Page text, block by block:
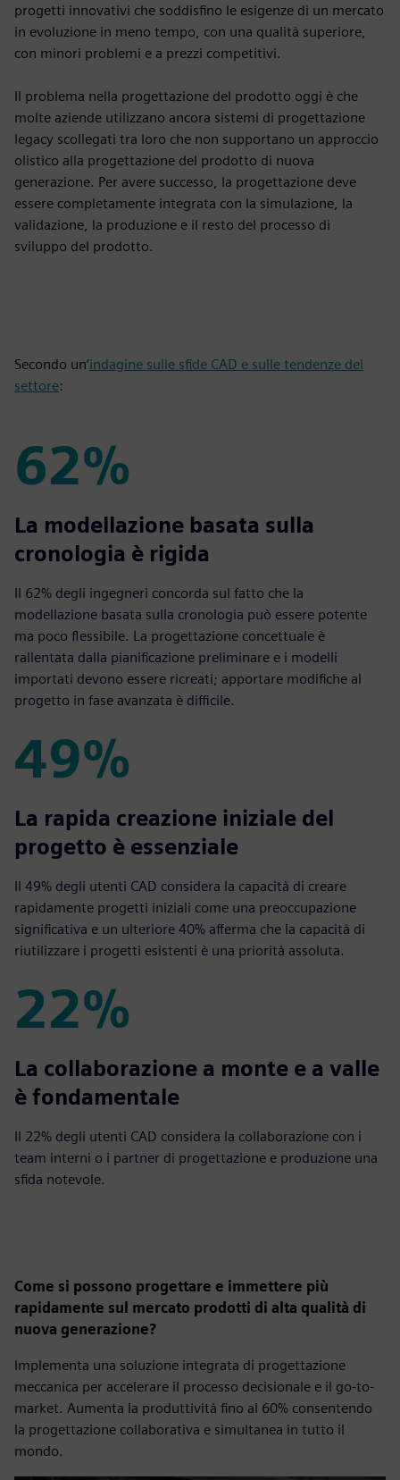
progetti innovativi che soddisfino le esigenze di un mercato
in evoluzione in meno tempo, con una qualità superiore,
con minori problemi e a prezzi competitivi.
Il problema nella progettazione del prodotto oggi è che
molte aziende utilizzano ancora sistemi di progettazione
legacy scollegati tra loro che non supportano un approccio
olistico alla progettazione del prodotto di nuova
generazione. Per avere successo, la progettazione deve
essere completamente integrata con la simulazione, la
validazione, la produzione e il resto del processo di
sviluppo del prodotto.
Secondo un’indagine sulle sfide CAD e sulle tendenze del
settore:
62%
62%
La modellazione basata sulla
cronologia è rigida
Il 62% degli ingegneri concorda sul fatto che la
modellazione basata sulla cronologia può essere potente
ma poco flessibile. La progettazione concettuale è
rallentata dalla pianificazione preliminare e i modelli
importati devono essere ricreati; apportare modifiche al
progetto in fase avanzata è difficile.
49%
49%
La rapida creazione iniziale del
progetto è essenziale
Il 49% degli utenti CAD considera la capacità di creare
rapidamente progetti iniziali come una preoccupazione
significativa e un ulteriore 40% afferma che la capacità di
riutilizzare i progetti esistenti è una priorità assoluta.
22%
22%
La collaborazione a monte e a valle
è fondamentale
Il 22% degli utenti CAD considera la collaborazione con i
team interni o i partner di progettazione e produzione una
sfida notevole.
Come si possono progettare e immettere più
rapidamente sul mercato prodotti di alta qualità di
nuova generazione?
Implementa una soluzione integrata di progettazione
meccanica per accelerare il processo decisionale e il go-to-
market. Aumenta la produttività fino al 60% consentendo
la progettazione collaborativa e simultanea in tutto il
mondo.